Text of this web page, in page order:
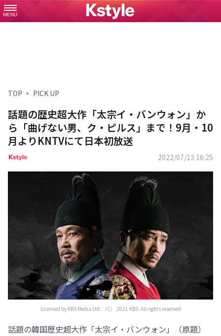
MENU
TOP PICK UP
話題の歴史超大作「太宗イ・バンウォン」か
ら「曲げない男、ク・ピルス」まで！9月・10
月よりKNTVにて日本初放送
2022/07/13 16:25
Licensed by KBS Media Ltd. （C） 2021 KBS. All rights reserved
話題の韓国歴史超大作「太宗イ・バンウォン」（原題）